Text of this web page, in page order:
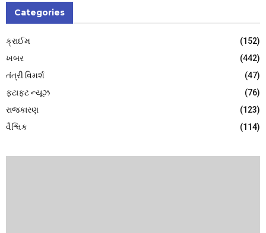
Categories
ક્રાઈમ
(152)
ખબર
(442)
તંત્રી વિમર્શ
(47)
ફટાફટ ન્યૂઝ
(76)
રાજકારણ
(123)
વૈશ્વિક
(114)